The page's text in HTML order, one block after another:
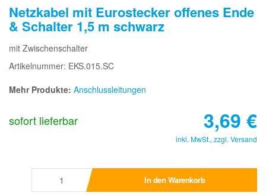
Netzkabel mit Eurostecker offenes Ende
& Schalter 1,5 m schwarz
mit Zwischenschalter
Artikelnummer: EKS.015.SC
Mehr Produkte: Anschlussleitungen
sofort lieferbar 3,69 €
inkl. MwSt., zzgl. Versand
In den Warenkorb